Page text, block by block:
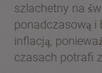
szlachetny na
ponadczasową i
inflacją,
czasach potrafi